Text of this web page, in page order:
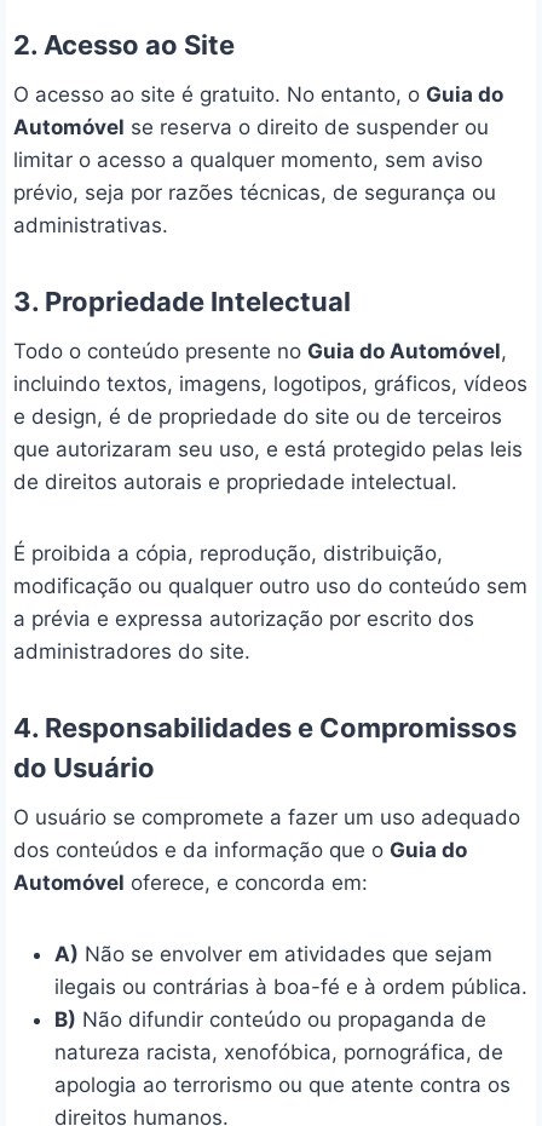
2. Acesso ao Site
O acesso ao site é gratuito. No entanto, o Guia do
Automóvel se reserva o direito de suspender ou
limitar o acesso a qualquer momento, sem aviso
prévio, seja por razões técnicas, de segurança ou
administrativas.
3. Propriedade Intelectual
Todo o conteúdo presente no Guia do Automóvel,
incluindo textos, imagens, logotipos, gráficos, vídeos
e design, é de propriedade do site ou de terceiros
que autorizaram seu uso, e está protegido pelas leis
de direitos autorais e propriedade intelectual.
É proibida a cópia, reprodução, distribuição,
modificação ou qualquer outro uso do conteúdo sem
a prévia e expressa autorização por escrito dos
administradores do site.
4. Responsabilidades e Compromissos
do Usuário
O usuário se compromete a fazer um uso adequado
dos conteúdos e da informação que o Guia do
Automóvel oferece, e concorda em:
A) Não se envolver em atividades que sejam
ilegais ou contrárias à boa-fé e à ordem pública.
B) Não difundir conteúdo ou propaganda de
natureza racista, xenofóbica, pornográfica, de
apologia ao terrorismo ou que atente contra os
direitos humanos.